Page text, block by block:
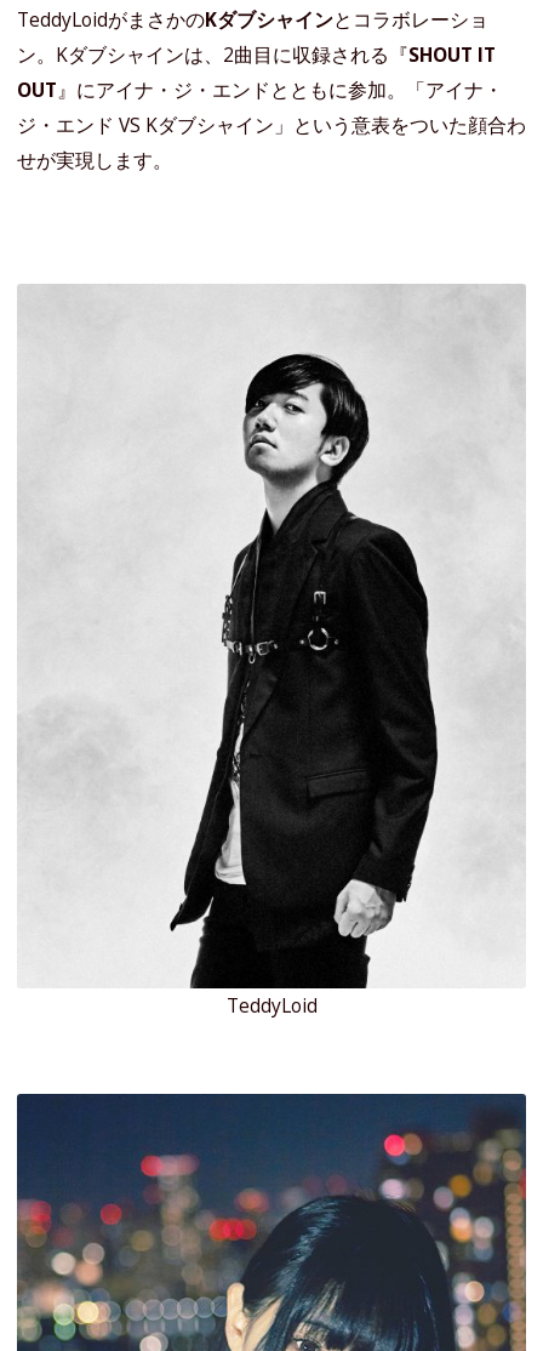
TeddyLoidがまさかのKダブシャインとコラボレーショ
ン。Kダブシャインは、2曲目に収録される『SHOUT IT
OUT』にアイナ・ジ・エンドとともに参加。「アイナ・
ジ・エンド VS Kダブシャイン」という意表をついた顔合わ
せが実現します。
TeddyLoid